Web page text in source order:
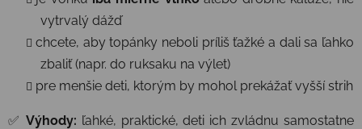
vytrvalý dážď
chcete, aby topánky neboli príliš ťažké a dali sa ľahko
zbaliť (napr. do ruksaku na výlet)
pre menšie deti, ktorým by mohol prekážať vyšší strih
✅ Výhody: ľahké, praktické, deti ich zvládnu samostatne